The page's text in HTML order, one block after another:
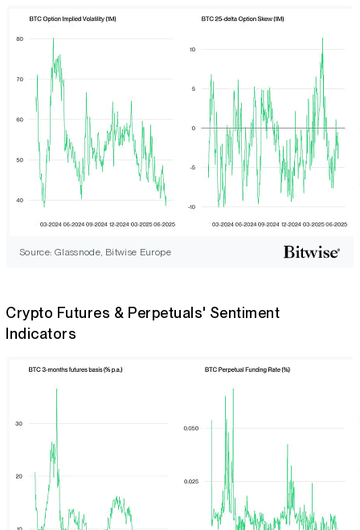
Source: Glassnode, Bitwise Europe
Crypto Futures & Perpetuals' Sentiment
Indicators